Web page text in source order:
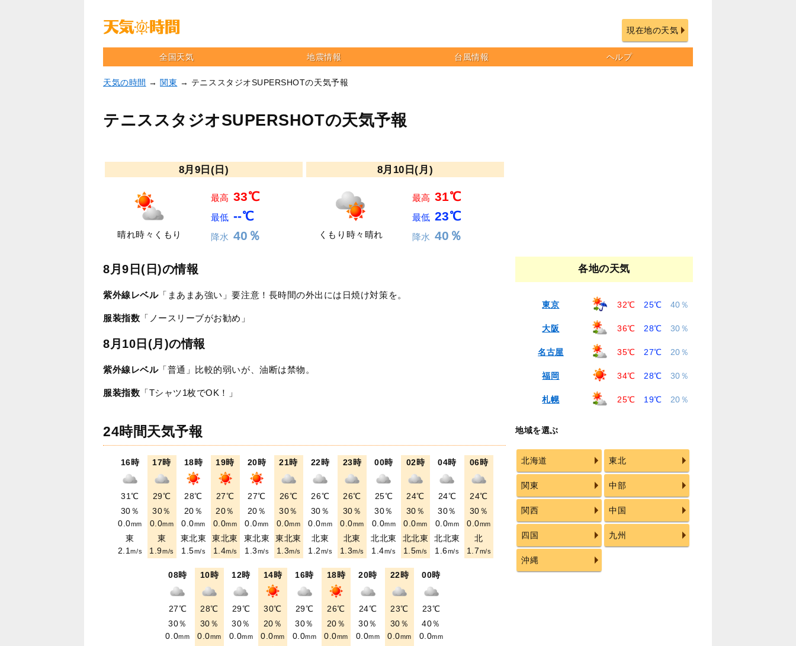
現在地の天気
全国天気 地震情報 台風情報 ヘルプ
天気の時間 → 関東 → テニススタジオSUPERSHOTの天気予報
テニススタジオSUPERSHOTの天気予報
8月9日(日)
晴れ時々くもり
最高 33℃
最低 --℃
降水 40％
8月10日(月)
くもり時々晴れ
最高 31℃
最低 23℃
降水 40％
8月9日(日)の情報
紫外線レベル「まあまあ強い」要注意！長時間の外出には日焼け対策を。
服装指数 「ノースリーブがお勧め」
8月10日(月)の情報
紫外線レベル「普通」比較的弱いが、油断は禁物。
服装指数 「Tシャツ1枚でOK！」
24時間天気予報
16時
31℃
30％
0.0mm
東
2.1m/s
17時
29℃
30％
0.0mm
東
1.9m/s
18時
28℃
20％
0.0mm
東北東
1.5m/s
19時
27℃
20％
0.0mm
東北東
1.4m/s
20時
27℃
20％
0.0mm
東北東
1.3m/s
21時
26℃
30％
0.0mm
東北東
1.3m/s
22時
26℃
30％
0.0mm
北東
1.2m/s
23時
26℃
30％
0.0mm
北東
1.3m/s
00時
25℃
30％
0.0mm
北北東
1.4m/s
02時
24℃
30％
0.0mm
北北東
1.5m/s
04時
24℃
30％
0.0mm
北北東
1.6m/s
06時
24℃
30％
0.0mm
北
1.7m/s
08時
27℃
30％
0.0mm
10時
28℃
30％
0.0mm
12時
29℃
30％
0.0mm
14時
30℃
20％
0.0mm
16時
29℃
30％
0.0mm
18時
26℃
20％
0.0mm
20時
24℃
30％
0.0mm
22時
23℃
30％
0.0mm
00時
23℃
40％
0.0mm
各地の天気
東京 32℃ 25℃ 40％
大阪 36℃ 28℃ 30％
名古屋 35℃ 27℃ 20％
福岡 34℃ 28℃ 30％
札幌 25℃ 19℃ 20％
地域を選ぶ
北海道 東北
関東 中部
関西 中国
四国 九州
沖縄